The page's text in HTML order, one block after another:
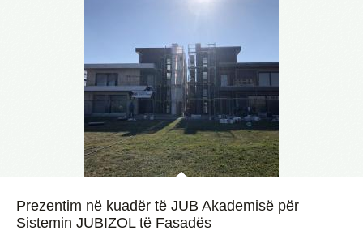
Prezentim në kuadër të JUB Akademisë për
Sistemin JUBIZOL të Fasadës